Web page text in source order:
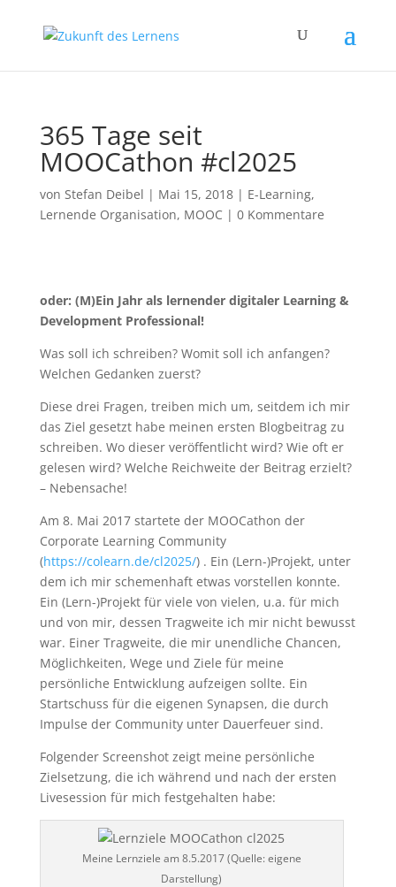
365 Tage seit
MOOCathon #cl2025
von Stefan Deibel | Mai 15, 2018| E-Learning,
Lernende Organisation, MOOC | 0 Kommentare
oder: (M)Ein Jahr als lernender digitaler Learning &
Development Professional!
Was soll ich schreiben? Womit soll ich anfangen?
Welchen Gedanken zuerst?
Diese drei Fragen, treiben mich um, seitdem ich mir
das Ziel gesetzt habe meinen ersten Blogbeitrag zu
schreiben. Wo dieser veröffentlicht wird? Wie oft er
gelesen wird? Welche Reichweite der Beitrag erzielt?
– Nebensache!
Am 8. Mai 2017 startete der MOOCathon der
Corporate Learning Community
(https://colearn.de/cl2025/) . Ein (Lern-)Projekt, unter
dem ich mir schemenhaft etwas vorstellen konnte.
Ein (Lern-)Projekt für viele von vielen, u.a. für mich
und von mir, dessen Tragweite ich mir nicht bewusst
war. Einer Tragweite, die mir unendliche Chancen,
Möglichkeiten, Wege und Ziele für meine
persönliche Entwicklung aufzeigen sollte. Ein
Startschuss für die eigenen Synapsen, die durch
Impulse der Community unter Dauerfeuer sind.
Folgender Screenshot zeigt meine persönliche
Zielsetzung, die ich während und nach der ersten
Livesession für mich festgehalten habe:
Meine Lernziele am 8.5.2017 (Quelle: eigene
Darstellung)